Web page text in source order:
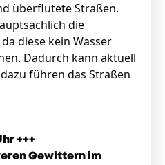
überflutete Straßen.
die
diese kein Wasser
Dadurch kann aktuell
führen das Straßen
+++
Gewittern im